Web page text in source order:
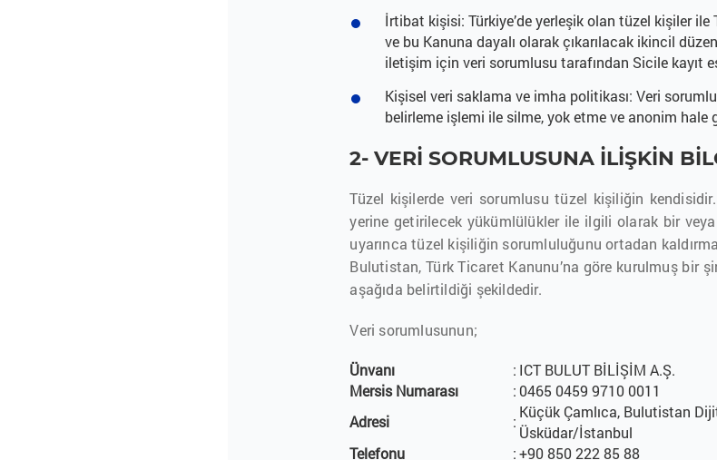
İrtibat kişisi: Türkiye’de yerleşik olan tüzel kişiler
ve bu Kanuna dayalı olarak çıkarılacak ikincil
iletişim için veri sorumlusu tarafından Sicile kayıt
Kişisel veri saklama ve imha politikası: Veri
belirleme işlemi ile silme, yok etme ve anonim
2- VERİ SORUMLUSUNA İLİŞKİN
Tüzel kişilerde veri sorumlusu tüzel kişiliğin
yerine getirilecek yükümlülükler ile ilgili olarak bir
uyarınca tüzel kişiliğin sorumluluğunu ortadan
Bulutistan, Türk Ticaret Kanunu’na göre kurulmuş bir
aşağıda belirtildiği şekildedir.
Veri sorumlusunun;
Ünvanı : ICT BULUT BİLİŞİM A.Ş.
Mersis Numarası
: 0465 0459 9710 0011
Adresi
:
Küçük Çamlıca, Bulutistan
Üsküdar/İstanbul
Telefonu
: +90 850 222 85 88